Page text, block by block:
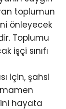
toplumun
önleyecek
Toplumu
işçi sınıfı
için, şahsi
hayata